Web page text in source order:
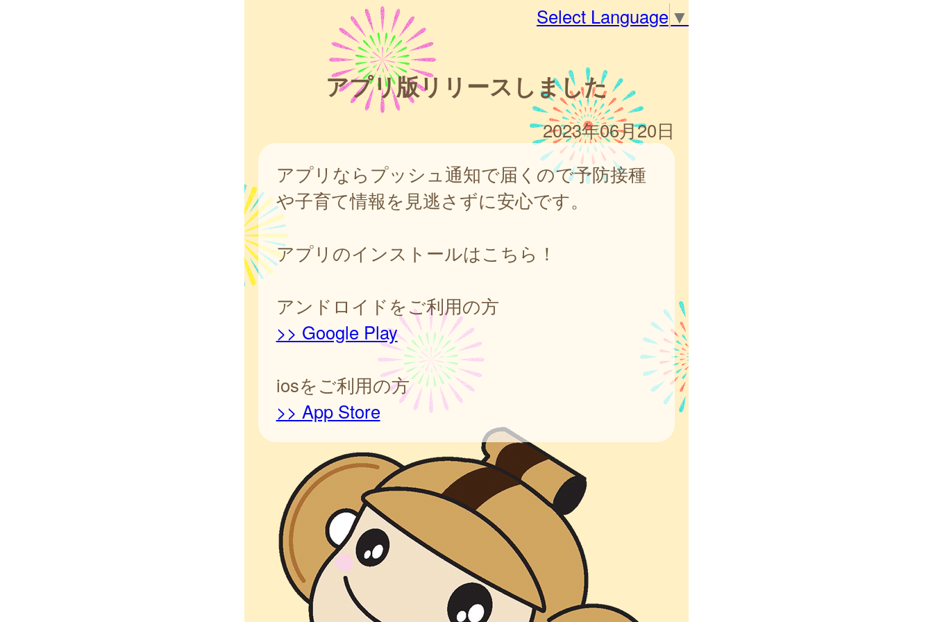
Select Language ▼
アプリ版リリースしました
2023年06月20日
アプリならプッシュ通知で届くので予防接種
や子育て情報を見逃さずに安心です。
アプリのインストールはこちら！
アンドロイドをご利用の方
>> Google Play
iosをご利用の方
>> App Store